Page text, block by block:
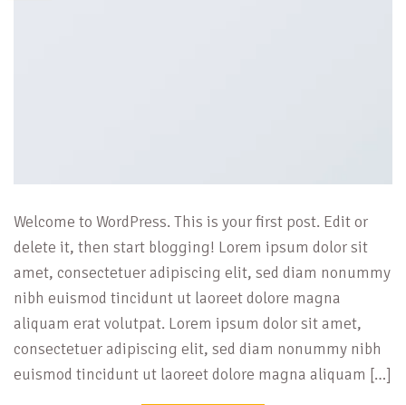
Welcome to WordPress. This is your first post. Edit or
delete it, then start blogging! Lorem ipsum dolor sit
amet, consectetuer adipiscing elit, sed diam nonummy
nibh euismod tincidunt ut laoreet dolore magna
aliquam erat volutpat. Lorem ipsum dolor sit amet,
consectetuer adipiscing elit, sed diam nonummy nibh
euismod tincidunt ut laoreet dolore magna aliquam […]